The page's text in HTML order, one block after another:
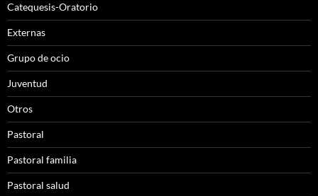
Catequesis-Oratorio
Externas
Grupo de ocio
Juventud
Otros
Pastoral
Pastoral familia
Pastoral salud